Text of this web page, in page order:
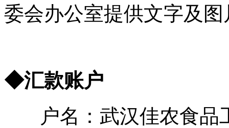
委会办公室提供文字及
◆汇款账户
户名：武汉佳农食品